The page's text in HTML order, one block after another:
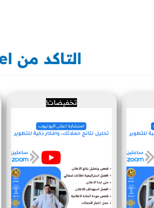
التاكد من Pixel
تخفيضات!
الأصلي
الحالي